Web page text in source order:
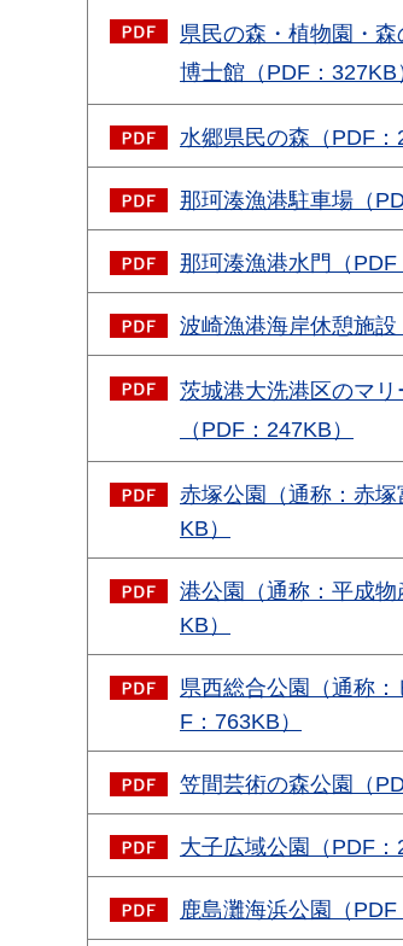
県民の森・植物園・
博士館（PDF：327KB
水郷県民の森（PDF：
那珂湊漁港駐車場（
那珂湊漁港水門（PDF
波崎漁港海岸休憩施設
茨城港大洗港区のマ
（PDF：247KB）
赤塚公園（通称：赤
KB）
港公園（通称：平成
KB）
県西総合公園（通称
F：763KB）
笠間芸術の森公園（
大子広域公園（PDF：
鹿島灘海浜公園（PDF